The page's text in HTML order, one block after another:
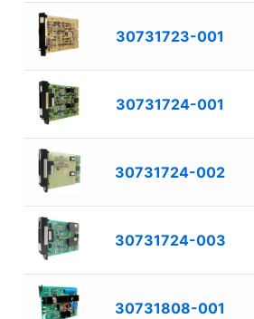
30731723-001
30731724-001
30731724-002
30731724-003
30731808-001